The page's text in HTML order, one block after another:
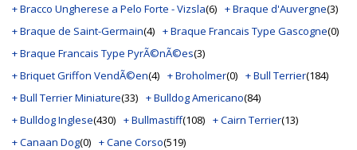
+ Bracco Ungherese a Pelo Forte - Vizsla(6) + Braque d'Auvergne(3)
+ Braque de Saint-Germain(4) + Braque Francais Type Gascogne(0)
+ Braque Francais Type PyrÃ©nÃ©es(3)
+ Briquet Griffon VendÃ©en(4) + Broholmer(0) + Bull Terrier(184)
+ Bull Terrier Miniature(33) + Bulldog Americano(84)
+ Bulldog Inglese(430) + Bullmastiff(108) + Cairn Terrier(13)
+ Canaan Dog(0) + Cane Corso(519)